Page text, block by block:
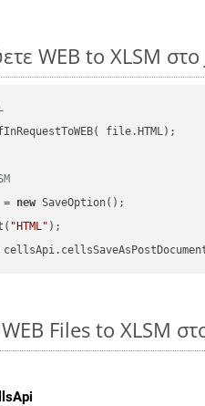
WEB to XLSM
file.HTML);
= new SaveOption();
"HTML" );
Files to XLSM